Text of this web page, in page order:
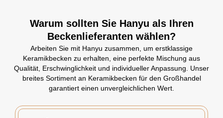
Warum sollten Sie Hanyu als Ihren
Beckenlieferanten wählen?
Arbeiten Sie mit Hanyu zusammen, um erstklassige
Keramikbecken zu erhalten, eine perfekte Mischung aus
Qualität, Erschwinglichkeit und individueller Anpassung. Unser
breites Sortiment an Keramikbecken für den Großhandel
garantiert einen unvergleichlichen Wert.